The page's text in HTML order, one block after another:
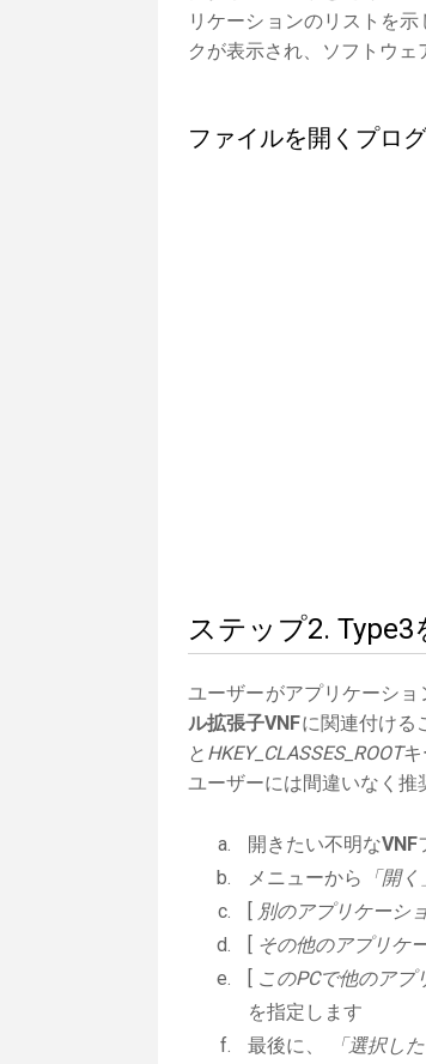
リケーションのリストを
クが表示され、ソフトウェ
ファイルを開くプロ
ステップ2.
ユーザーがアプリケーシ
ル拡張子VNFに関連付ける
と HKEY_CLASSES_ROOT
ユーザーには間違いなく推
開きたい不明なVNF
メニューから
「開
[ 別のアプリケーシ
[ その他のアプリケ
[ このPCで他のアプ
を指定します
最後に、
「選択し